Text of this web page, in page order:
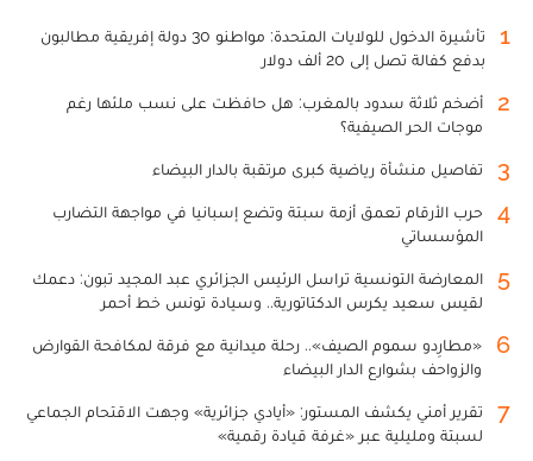
1
تأشيرة الدخول للولايات المتحدة: مواطنو 30 دولة إفريقية مطالبون
بدفع كفالة تصل إلى 20 ألف دولار
2
أضخم ثلاثة سدود بالمغرب: هل حافظت على نسب ملئها رغم
موجات الحر الصيفية؟
3 تفاصيل منشأة رياضية كبرى مرتقبة بالدار البيضاء
4
حرب الأرقام تعمق أزمة سبتة وتضع إسبانيا في مواجهة التضارب
المؤسساتي
5
المعارضة التونسية تراسل الرئيس الجزائري عبد المجيد تبون: دعمك
لقيس سعيد يكرس الدكتاتورية.. وسيادة تونس خط أحمر
6
«مطارِدو سموم الصيف».. رحلة ميدانية مع فرقة لمكافحة القوارض
والزواحف بشوارع الدار البيضاء
7
تقرير أمني يكشف المستور: «أيادي جزائرية» وجهت الاقتحام الجماعي
لسبتة ومليلية عبر «غرفة قيادة رقمية»